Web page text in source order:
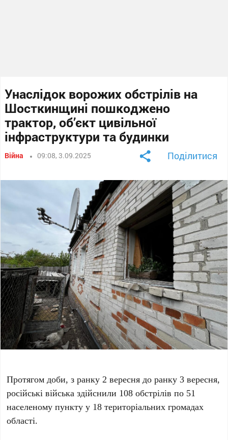
Унаслідок ворожих обстрілів на
Шосткинщині пошкоджено
трактор, об’єкт цивільної
інфраструктури та будинки
Війна 09:08, 3.09.2025 Поділитися
Протягом доби, з ранку 2 вересня до ранку 3 вересня,
російські війська здійснили 108 обстрілів по 51
населеному пункту у 18 територіальних громадах
області.